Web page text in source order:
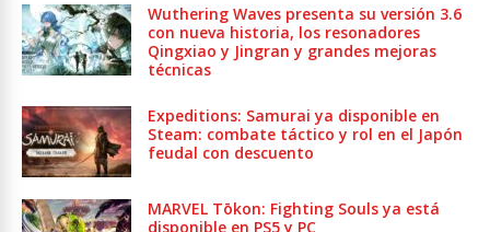
Wuthering Waves presenta su versión 3.6
con nueva historia, los resonadores
Qingxiao y Jingran y grandes mejoras
técnicas
Expeditions: Samurai ya disponible en
Steam: combate táctico y rol en el Japón
feudal con descuento
MARVEL Tōkon: Fighting Souls ya está
disponible en PS5 y PC